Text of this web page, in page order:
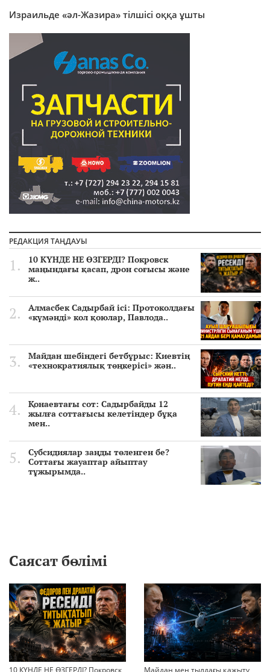
Израильде «әл-Жазира» тілшісі оққа ұшты
РЕДАКЦИЯ ТАҢДАУЫ
10 КҮНДЕ НЕ ӨЗГЕРДІ? Покровск
маңындағы қасап, дрон соғысы және
ж..
Алмасбек Садырбай ісі: Протоколдағы
«күмәнді» кол қоюлар, Павлода..
Майдан шебіндегі бетбұрыс: Киевтің
«технократиялық төңкерісі» жән..
Қонаевтағы сот: Садырбайды 12
жылға соттағысы келетіндер бұқа
мен..
Субсидиялар заңды төленген бе?
Соттағы жауаптар айыптау
тұжырымда..
Саясат бөлімі